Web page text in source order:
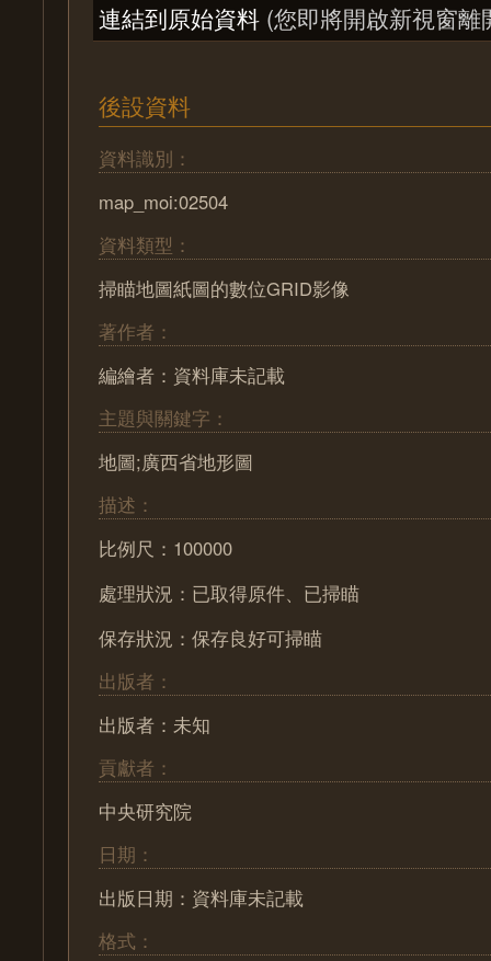
連結到原始資料 (您即將開啟新視窗離
後設資料
資料識別：
map_moi:02504
資料類型：
掃瞄地圖紙圖的數位GRID影像
著作者：
編繪者：資料庫未記載
主題與關鍵字：
地圖;廣西省地形圖
描述：
比例尺：100000
處理狀況：已取得原件、已掃瞄
保存狀況：保存良好可掃瞄
出版者：
出版者：未知
貢獻者：
中央研究院
日期：
出版日期：資料庫未記載
格式：